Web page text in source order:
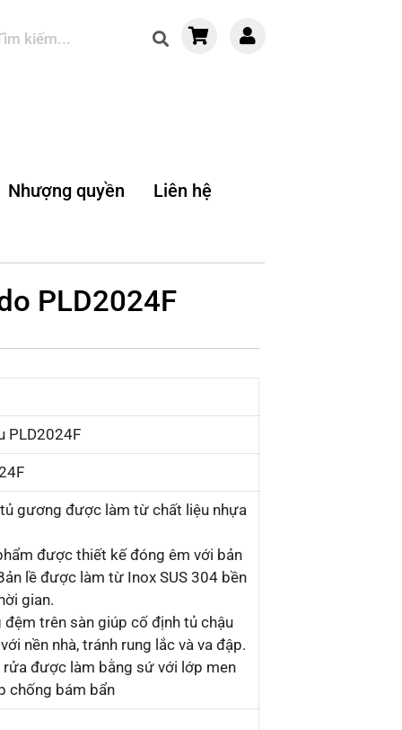
Nhượng quyền Liên hệ
PLD2024F
PLD2024F
gương được làm từ chất liệu nhựa
được thiết kế đóng êm với bản
lề được làm từ Inox SUS 304 bền
gian.
đệm trên sàn giúp cố định tủ chậu
nền nhà, tránh rung lắc và va đập.
rửa được làm bằng sứ với lớp men
chống bám bẩn